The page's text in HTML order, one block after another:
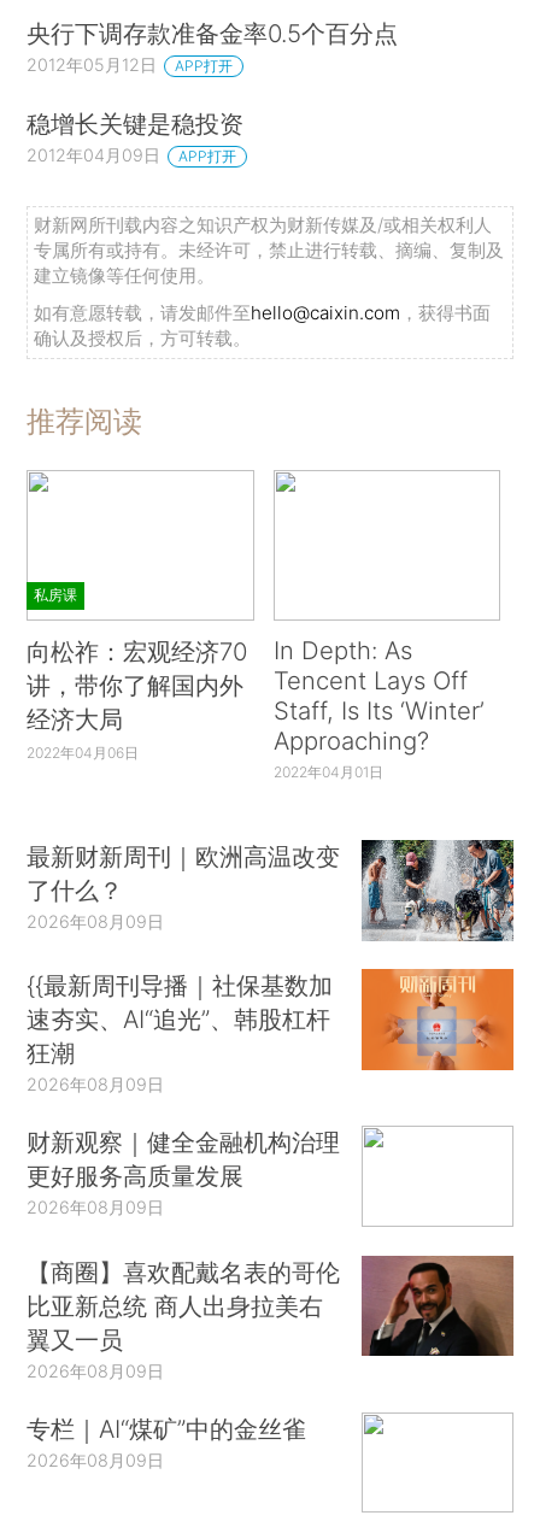
央行下调存款准备金率0.5个百分点
2012年05月12日 APP打开
稳增长关键是稳投资
2012年04月09日 APP打开
财新网所刊载内容之知识产权为财新传媒及/或相关权利人
专属所有或持有。未经许可，禁止进行转载、摘编、复制及
建立镜像等任何使用。
如有意愿转载，请发邮件至hello@caixin.com ，获得书面
确认及授权后，方可转载。
推荐阅读
私房课
向松祚：宏观经济70
讲，带你了解国内外
经济大局
2022年04月06日
In Depth: As
Tencent Lays Off
Staff, Is Its ‘Winter’
Approaching?
2022年04月01日
最新财新周刊｜欧洲高温改变
了什么？
2026年08月09日
{{最新周刊导播｜社保基数加
速夯实、AI“追光”、韩股杠杆
狂潮
2026年08月09日
财新观察｜健全金融机构治理
更好服务高质量发展
2026年08月09日
【商圈】喜欢配戴名表的哥伦
比亚新总统 商人出身拉美右
翼又一员
2026年08月09日
专栏｜AI“煤矿”中的金丝雀
2026年08月09日